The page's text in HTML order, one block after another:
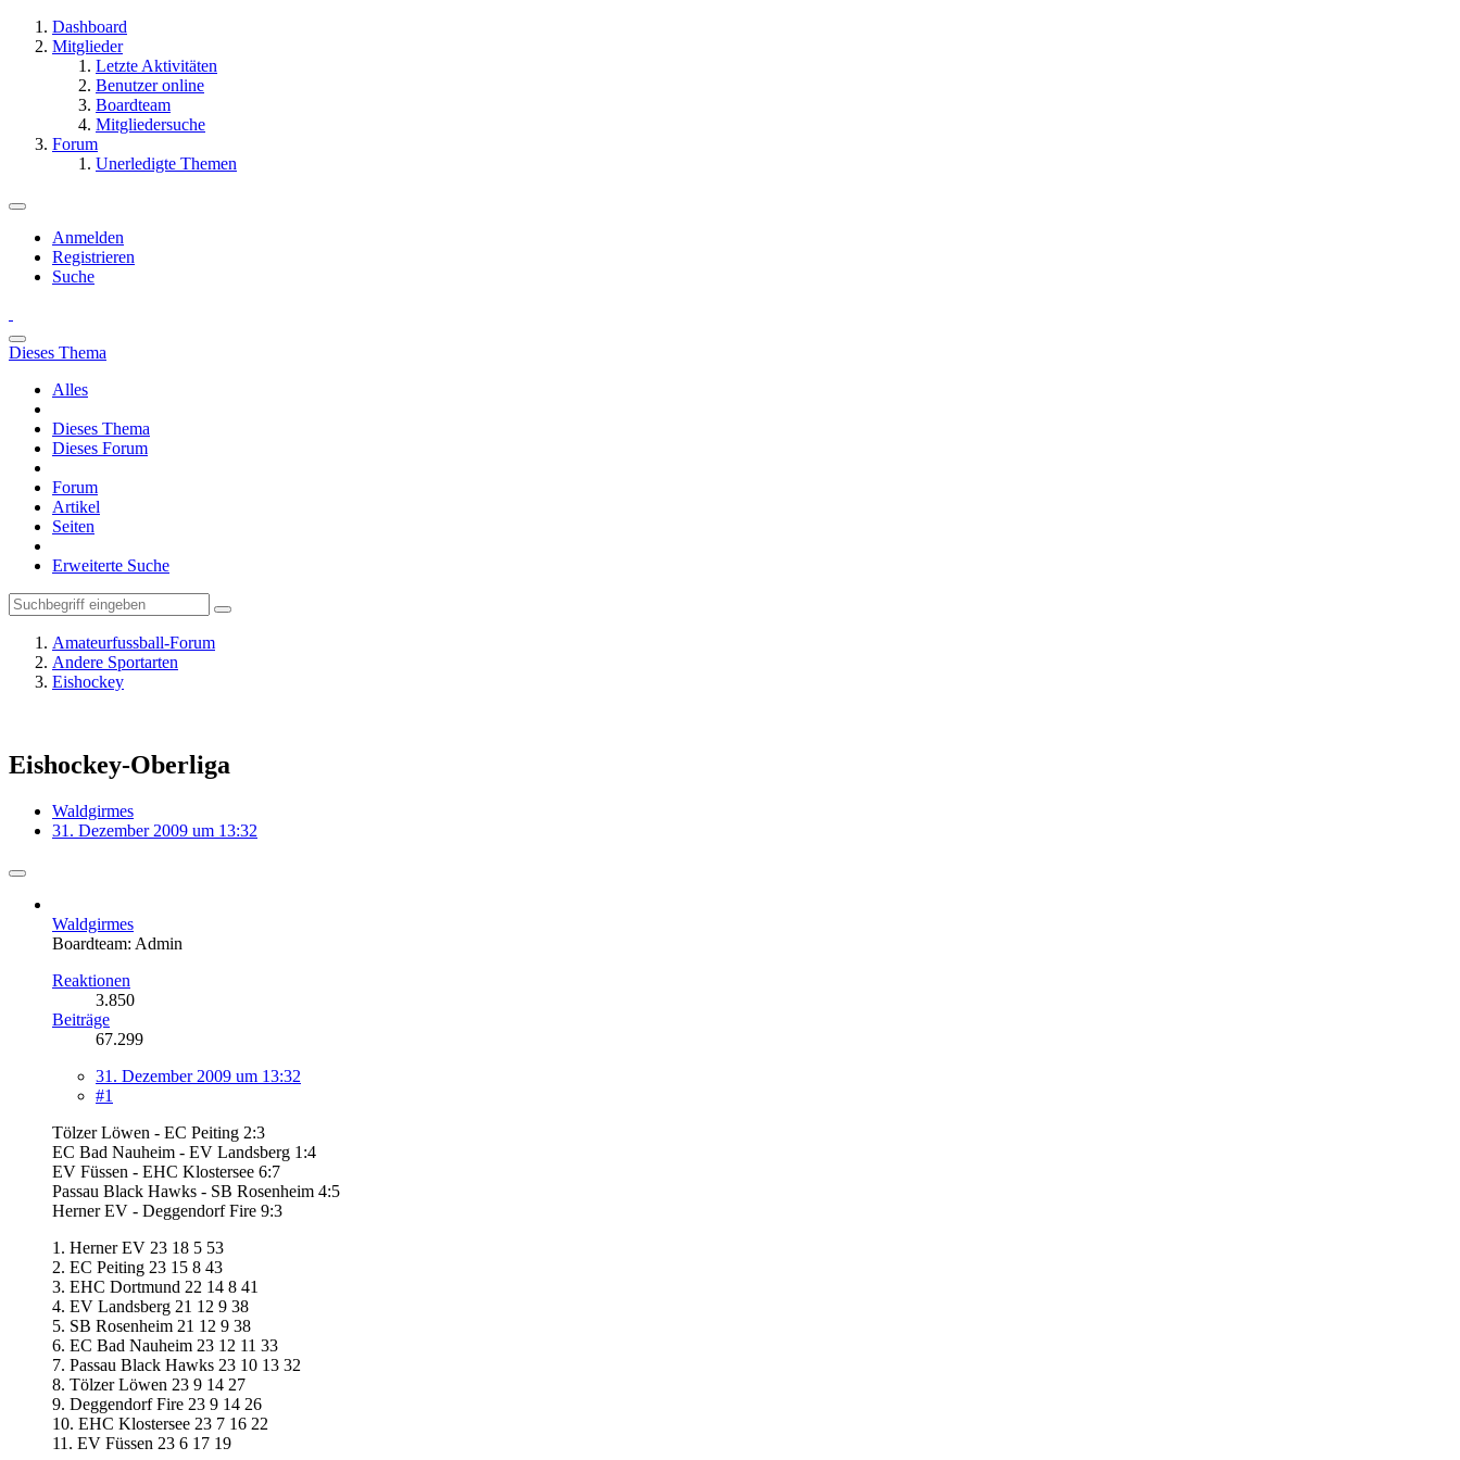
Dashboard
Mitglieder
Letzte Aktivitäten
Benutzer online
Boardteam
Mitgliedersuche
Forum
Unerledigte Themen
Anmelden
Registrieren
Suche
Dieses Thema
Alles
Dieses Thema
Dieses Forum
Forum
Artikel
Seiten
Erweiterte Suche
Amateurfussball-Forum
Andere Sportarten
Eishockey
Eishockey-Oberliga
Waldgirmes
31. Dezember 2009 um 13:32
Waldgirmes
Boardteam: Admin
Reaktionen
3.850
Beiträge
67.299
31. Dezember 2009 um 13:32
#1
Tölzer Löwen - EC Peiting 2:3
EC Bad Nauheim - EV Landsberg 1:4
EV Füssen - EHC Klostersee 6:7
Passau Black Hawks - SB Rosenheim 4:5
Herner EV - Deggendorf Fire 9:3
1. Herner EV 23 18 5 53
2. EC Peiting 23 15 8 43
3. EHC Dortmund 22 14 8 41
4. EV Landsberg 21 12 9 38
5. SB Rosenheim 21 12 9 38
6. EC Bad Nauheim 23 12 11 33
7. Passau Black Hawks 23 10 13 32
8. Tölzer Löwen 23 9 14 27
9. Deggendorf Fire 23 9 14 26
10. EHC Klostersee 23 7 16 22
11. EV Füssen 23 6 17 19